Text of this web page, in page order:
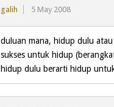
galih 5 May 2008
duluan mana, hidup dulu
sukses untuk hidup
hidup dulu berarti hidup